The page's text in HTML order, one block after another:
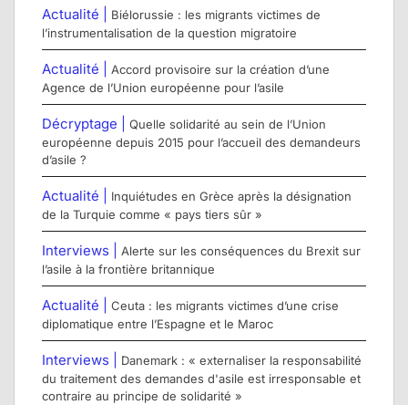
Actualité |
Biélorussie : les migrants victimes de
l’instrumentalisation de la question migratoire
Actualité | Accord provisoire sur la création d’une
Agence de l’Union européenne pour l’asile
Décryptage | Quelle solidarité au sein de l’Union
européenne depuis 2015 pour l’accueil des demandeurs
d’asile ?
Actualité |
Inquiétudes en Grèce après la désignation
de la Turquie comme « pays tiers sûr »
Interviews | Alerte sur les conséquences du Brexit sur
l’asile à la frontière britannique
Actualité | Ceuta : les migrants victimes d’une crise
diplomatique entre l’Espagne et le Maroc
Interviews |
Danemark : « externaliser la responsabilité
du traitement des demandes d'asile est irresponsable et
contraire au principe de solidarité »